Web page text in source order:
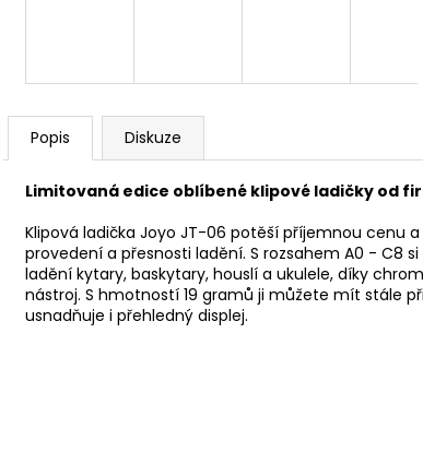
Popis Diskuze
Limitovaná edice oblíbené klipové ladičky od
Klipová ladička Joyo JT-06 potěší příjemnou cenu
provedení a přesnosti ladění. S rozsahem A0 - C8
ladění kytary, baskytary, houslí a ukulele, díky
nástroj. S hmotností 19 gramů ji můžete mít stále
usnadňuje i přehledný displej.